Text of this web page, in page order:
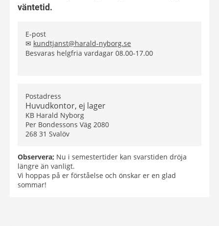
väntetid.
E-post
✉ kundtjanst@harald-nyborg.se
Besvaras helgfria vardagar 08.00-17.00
Postadress
Huvudkontor, ej lager
KB Harald Nyborg
Per Bondessons Väg 2080
268 31 Svalöv
Observera; Nu i semestertider kan svarstiden dröja
längre än vanligt.
Vi hoppas på er förståelse och önskar er en glad
sommar!